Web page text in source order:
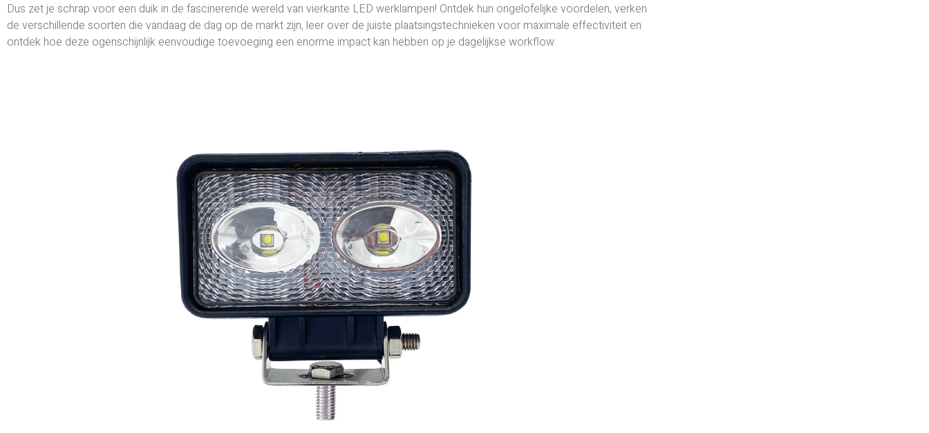
Dus zet je schrap voor een duik in de fascinerende wereld van vierkante LED werklampen! Ontdek hun ongelofelijke voordelen, verken
de verschillende soorten die vandaag de dag op de markt zijn, leer over de juiste plaatsingstechnieken voor maximale effectiviteit en
ontdek hoe deze ogenschijnlijk eenvoudige toevoeging een enorme impact kan hebben op je dagelijkse workflow.